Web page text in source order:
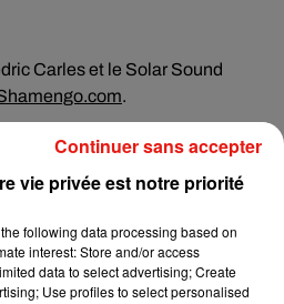
Carles et le Solar Sound
.
vie privée est notre priorité
following data processing based on
interest: Store and/or access
data to select advertising; Create
Use profiles to select personalised
Continuer sans accepter